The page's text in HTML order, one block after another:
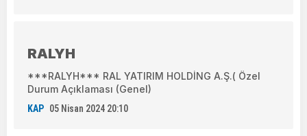
RALYH
***RALYH*** RAL YATIRIM HOLDİNG A.Ş.( Özel
Durum Açıklaması (Genel)
KAP 05 Nisan 2024 20:10